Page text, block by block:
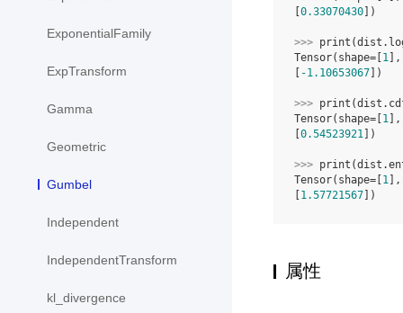
ExponentialFamily
ExpTransform
Gamma
Geometric
Gumbel
Independent
IndependentTransform
kl_divergence
[0.33070430])
>>> print (dist .
Tensor(shape=[1 ],
[ -1.10653067])
>>> print (dist .
Tensor(shape=[1 ],
[0.54523921 ])
>>> print (dist .
Tensor(shape=[1 ],
[1.57721567])
属性